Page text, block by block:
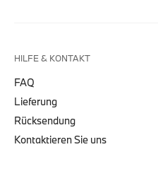
HILFE & KONTAKT
FAQ
Lieferung
Rücksendung
Kontaktieren Sie uns